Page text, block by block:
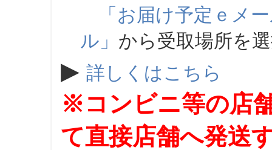
「お届け予定ｅメ
ル」 から受取場所を
▶ 詳しくはこちら
※コンビニ等の店
て直接店舗へ発送